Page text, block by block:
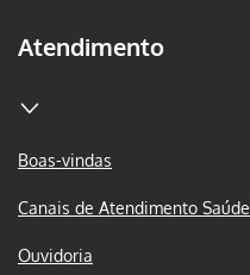
Atendimento
Boas-vindas
Canais de Atendimento Saúde
Ouvidoria